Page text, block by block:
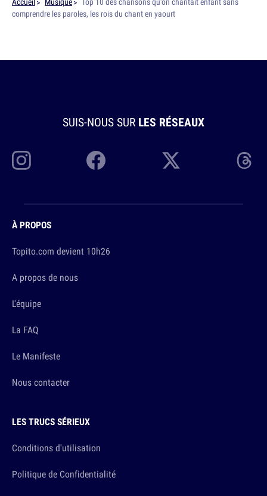
comprendre les paroles, les rois du chant en yaourt
SUIS-NOUS SUR LES RÉSEAUX
À PROPOS
Topito.com devient 10h26
A propos de nous
L'équipe
La FAQ
Le Manifeste
Nous contacter
LES TRUCS SÉRIEUX
Conditions d'utilisation
Politique de Confidentialité